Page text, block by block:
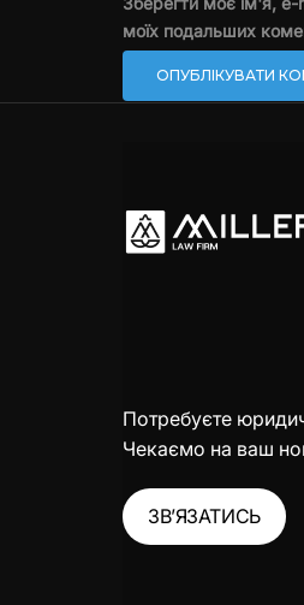
моїх подальших
Потребуєте
Чекаємо на ваш
ЗВ’ЯЗАТИСЬ